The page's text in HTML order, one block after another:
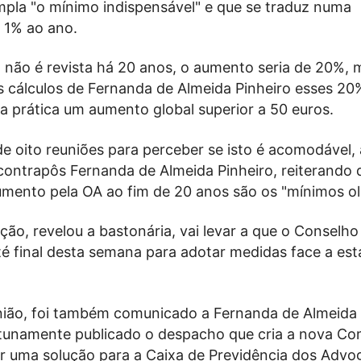
"o mínimo indispensável" e que se traduz numa
ao ano.
é revista há 20 anos, o aumento seria de 20%,
de Fernanda de Almeida Pinheiro esses
prática um aumento global superior a 50 euros.
oito reuniões para perceber se isto é acomodável,
Fernanda de Almeida Pinheiro, reiterando
pela OA ao fim de 20 anos são os "mínimos
revelou a bastonária, vai levar a que o Conselho
final desta semana para adotar medidas face a
foi também comunicado a Fernanda de Almeida
publicado o despacho que cria a nova
uma solução para a Caixa de Previdência dos